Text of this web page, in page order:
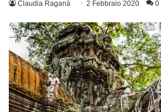
Claudia Raganà 2 Febbraio 2020 0